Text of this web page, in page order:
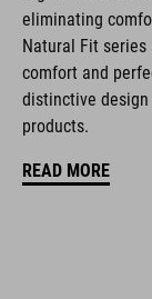
productos están
mejor
eliminating
Natural Fit
comfort and
distinctive design
products.
READ MORE